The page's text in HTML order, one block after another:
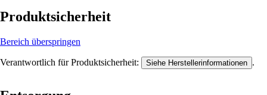
Produktsicherheit
Bereich überspringen
Verantwortlich für Produktsicherheit: Siehe Herstellerinformationen .